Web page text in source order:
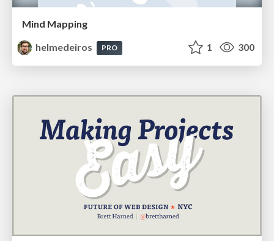
Mind Mapping
helmedeiros
PRO 1 300